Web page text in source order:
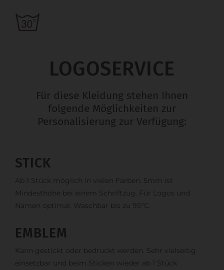
LOGOSERVICE
Für diese Kleidung stehen Ihnen
folgende Möglichkeiten zur
Personalisierung zur Verfügung:
STICK
Ab 1 Stück möglich in vielen Farben. 5mm ist
Mindesthöhe bei einem Schriftzug. Für Logos und
Namen optimal. Waschbar bis zu 95°C.
EMBLEM
Kann gestickt oder bedruckt werden. Sehr vielseitig
einsetzbar und beim Sticken wieder ab 1 Stück